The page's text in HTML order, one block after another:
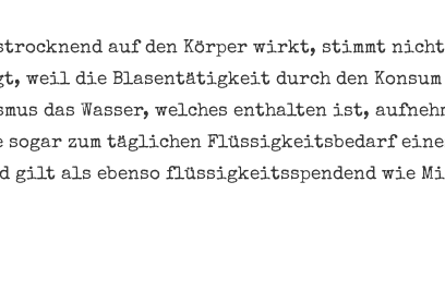
auf den Körper wirkt, stimmt
weil die Blasentätigkeit durch den
das Wasser, welches enthalten ist,
sogar zum täglichen Flüssigkeitsbedarf
gilt als ebenso flüssigkeitsspendend wie